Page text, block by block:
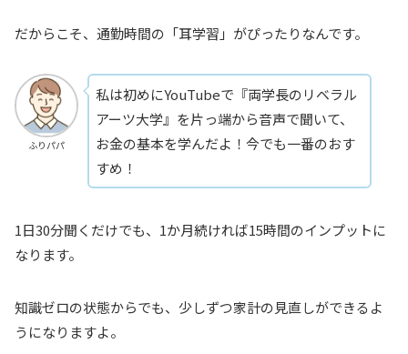
だからこそ、通勤時間の「耳学習」がぴったりなんです。
ふりパパ
私は初めにYouTubeで『両学長のリベラル
アーツ大学』を片っ端から音声で聞いて、
お金の基本を学んだよ！今でも一番のおす
すめ！
1日30分聞くだけでも、1か月続ければ15時間のインプットに
なります。
知識ゼロの状態からでも、少しずつ家計の見直しができるよ
うになりますよ。